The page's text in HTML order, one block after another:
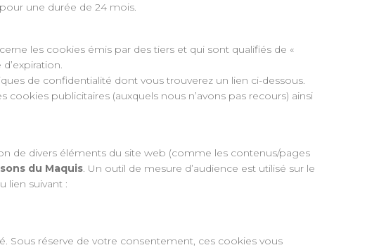
une durée de 24 mois.
les cookies émis par des tiers et qui sont qualifiés de «
de confidentialité dont vous trouverez un lien ci-dessous.
publicitaires (auxquels nous n’avons pas recours) ainsi
de divers éléments du site web (comme les contenus/pages
du Maquis. Un outil de mesure d’audience est utilisé sur le
lien suivant :
Sous réserve de votre consentement, ces cookies vous